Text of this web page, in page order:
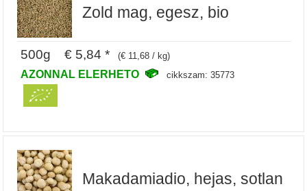
Zold mag, egesz, bio
500g € 5,84 * (€ 11,68 / kg)
AZONNAL ELERHETO cikkszam: 35773
Makadamiadio, hejas, sotlan